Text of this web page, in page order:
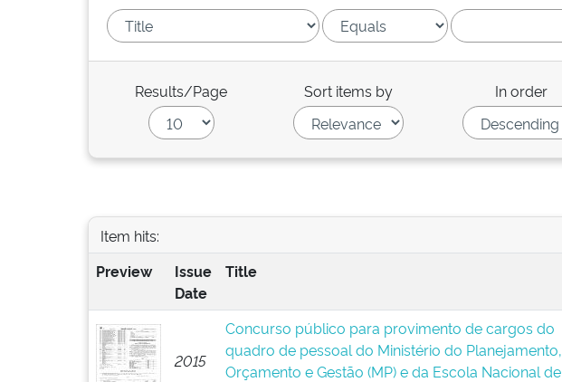
Results/Page Sort items by In order
Item hits:
Preview
Issue
Date
Title
2015
Concurso público para provimento de cargos do
quadro de pessoal do Ministério do Planejamento,
Orçamento e Gestão (MP) e da Escola Nacional de